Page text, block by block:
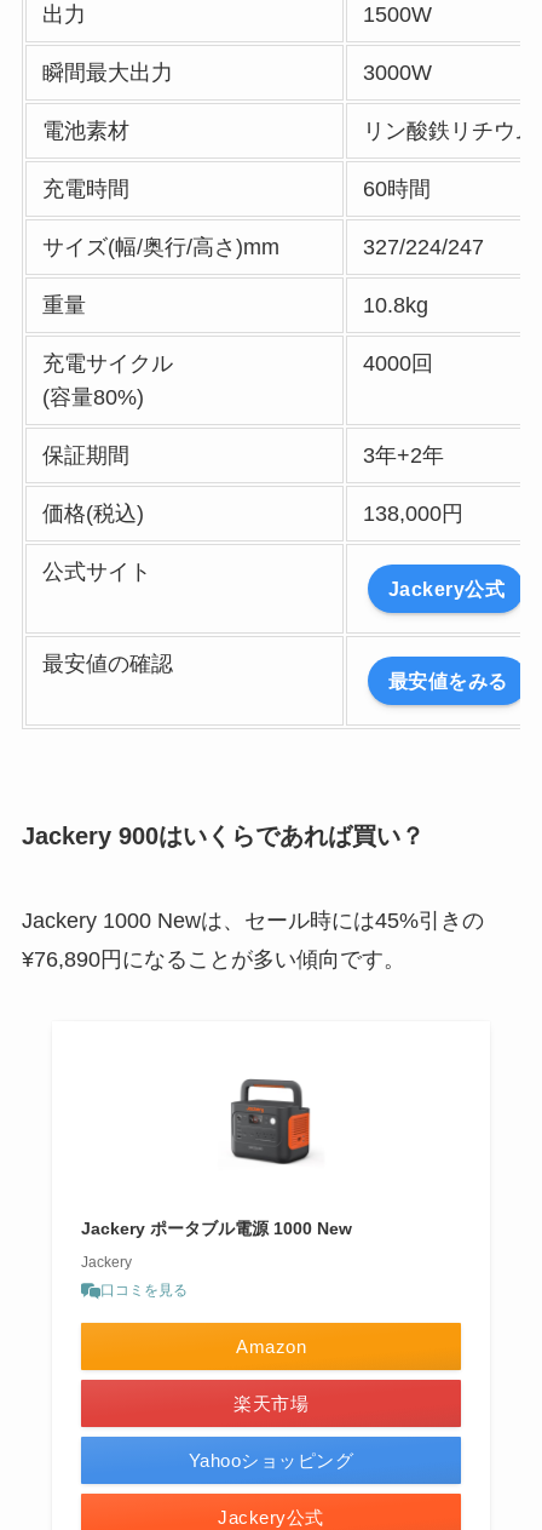
出力 1500W
瞬間最大出力 3000W
電池素材 リン酸鉄リチウム
充電時間 60時間
サイズ(幅/奥行/高さ)mm 327/224/247
重量 10.8kg
充電サイクル
(容量80%)
4000回
保証期間 3年+2年
価格(税込) 138,000円
公式サイト
Jackery公式
最安値の確認
最安値をみる
Jackery 900はいくらであれば買い？
Jackery 1000 Newは、セール時には45%引きの
¥76,890円になることが多い傾向です。
Jackery ポータブル電源 1000 New
Jackery
口コミを見る
Amazon
楽天市場
Yahooショッピング
Jackery公式